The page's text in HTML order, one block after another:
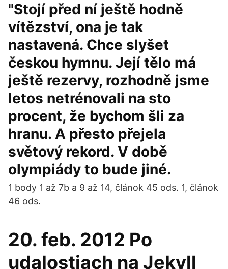
"Stojí před ní ještě hodně
vítězství, ona je tak
nastavená. Chce slyšet
českou hymnu. Její tělo má
ještě rezervy, rozhodně jsme
letos netrénovali na sto
procent, že bychom šli za
hranu. A přesto přejela
světový rekord. V době
olympiády to bude jiné.
1 body 1 až 7b a 9 až 14, článok 45 ods. 1, článok
46 ods.
20. feb. 2012 Po
udalostiach na Jekyll